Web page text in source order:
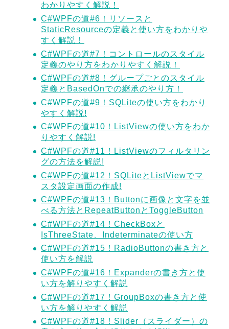
わかりやすく解説！
C#WPFの道#6！リソースと
StaticResourceの定義と使い方をわかりや
すく解説！
C#WPFの道#7！コントロールのスタイル
定義のやり方をわかりやすく解説！
C#WPFの道#8！グループごとのスタイル
定義とBasedOnでの継承のやり方！
C#WPFの道#9！SQLiteの使い方をわかり
やすく解説!
C#WPFの道#10！ListViewの使い方をわか
りやすく解説!
C#WPFの道#11！ListViewのフィルタリン
グの方法を解説!
C#WPFの道#12！SQLiteとListViewでマ
スタ設定画面の作成!
C#WPFの道#13！Buttonに画像と文字を並
べる方法とRepeatButtonとToggleButton
C#WPFの道#14！CheckBoxと
IsThreeState、Indeterminateの使い方
C#WPFの道#15！RadioButtonの書き方と
使い方を解説
C#WPFの道#16！Expanderの書き方と使
い方を解りやすく解説
C#WPFの道#17！GroupBoxの書き方と使
い方を解りやすく解説
C#WPFの道#18！Slider（スライダー）の